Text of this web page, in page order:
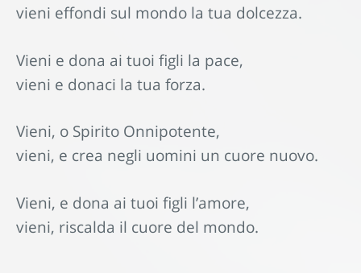
vieni effondi sul mondo la tua dolcezza.
Vieni e dona ai tuoi figli la pace,
vieni e donaci la tua forza.
Vieni, o Spirito Onnipotente,
vieni, e crea negli uomini un cuore nuovo.
Vieni, e dona ai tuoi figli l’amore,
vieni, riscalda il cuore del mondo.